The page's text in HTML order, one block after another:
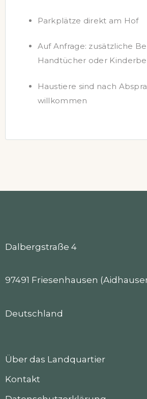
Parkplätze direkt am Hof
Auf Anfrage: zusätzliche
Handtücher oder
Haustiere sind nach
willkommen
Dalbergstraße 4
97491 Friesenhausen
Deutschland
Über das Landquartier
Kontakt